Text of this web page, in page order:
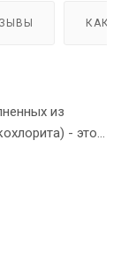
КАК
из
- это
паром, до